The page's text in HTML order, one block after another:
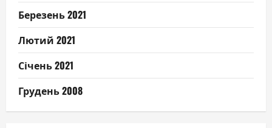
Березень 2021
Лютий 2021
Січень 2021
Грудень 2008